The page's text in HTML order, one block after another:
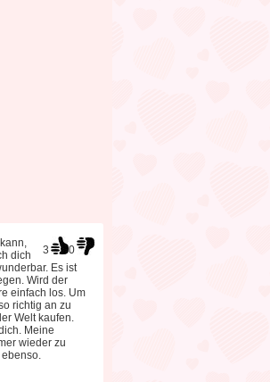
3 0
dich
Es ist
Wird der
einfach los. Um
richtig an zu
Welt kaufen.
Meine
wieder zu